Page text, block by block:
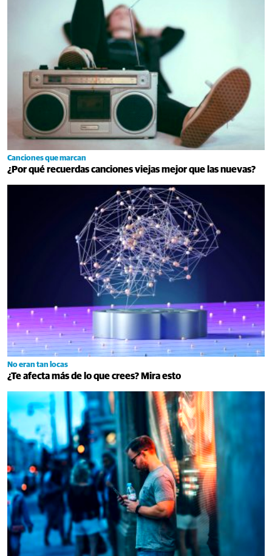
Canciones que marcan
¿Por qué recuerdas canciones viejas mejor que las nuevas?
No eran tan locas
¿Te afecta más de lo que crees? Mira esto